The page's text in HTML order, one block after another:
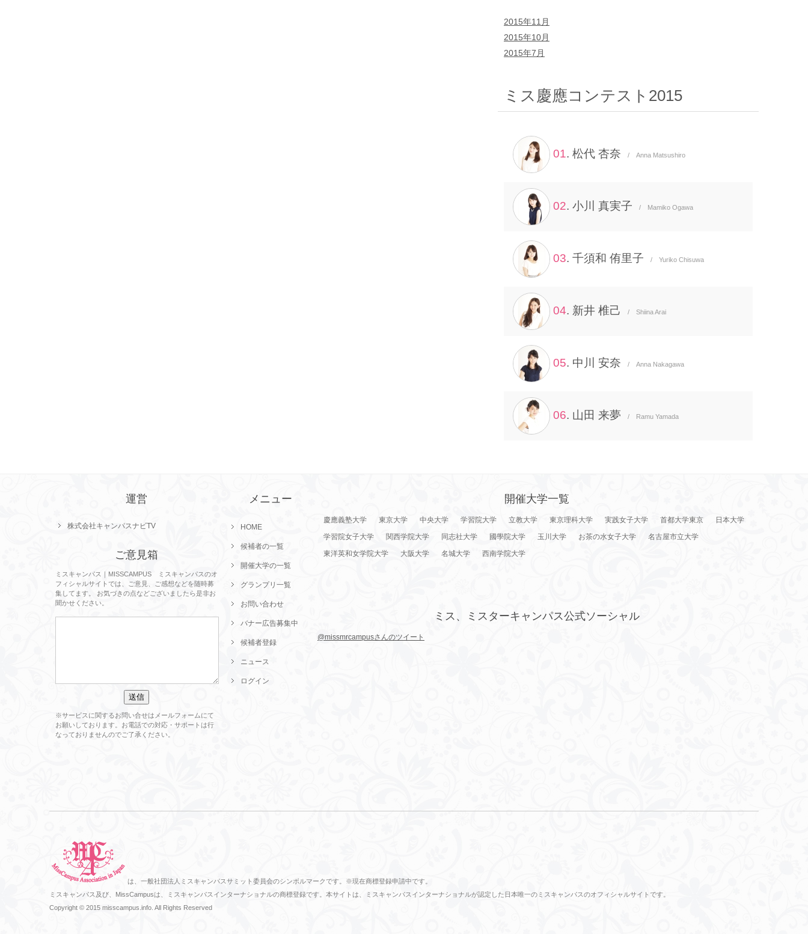
2015年11月
2015年10月
2015年7月
ミス慶應コンテスト2015
01. 松代 杏奈 / Anna Matsushiro
02. 小川 真実子 / Mamiko Ogawa
03. 千須和 侑里子 / Yuriko Chisuwa
04. 新井 椎己 / Shiina Arai
05. 中川 安奈 / Anna Nakagawa
06. 山田 来夢 / Ramu Yamada
運営
株式会社キャンパスナビTV
ご意見箱
ミスキャンパス｜MISSCAMPUS ミスキャンパスのオ
フィシャルサイトでは、ご意見、ご感想などを随時募
集してます。 お気づきの点などございましたら是非お
聞かせください。
※サービスに関するお問い合せはメールフォームにて
お願いしております。お電話での対応・サポートは行
なっておりませんのでご了承ください。
メニュー
HOME
候補者の一覧
開催大学の一覧
グランプリ一覧
お問い合わせ
バナー広告募集中
候補者登録
ニュース
ログイン
開催大学一覧
慶應義塾大学 東京大学 中央大学 学習院大学 立教大学 東京理科大学 実践女子大学 首都大学東京
日本大学
学習院女子大学
関西学院大学 同志社大学 國學院大学 玉川大学 お茶の水女子大学
名古屋市立大学
東洋英和女学院大学
大阪大学 名城大学 西南学院大学
ミス、ミスターキャンパス公式ソーシャル
@missmrcampusさんのツイート
は、一般社団法人ミスキャンパスサミット委員会のシンボルマークです。※現在商標登録申請中です。
ミスキャンパス及び、MissCampusは、ミスキャンパスインターナショナルの商標登録です。本サイトは、ミスキャンパスインターナショナルが認定した日本唯一のミスキャンパスのオフィシャルサイトです。
Copyright © 2015 misscampus.info. All Rights Reserved